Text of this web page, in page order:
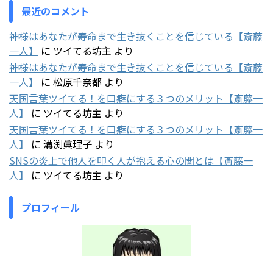
最近のコメント
神様はあなたが寿命まで生き抜くことを信じている【斎藤
一人】
に ツイてる坊主 より
神様はあなたが寿命まで生き抜くことを信じている【斎藤
一人】
に 松原千奈都 より
天国言葉ツイてる！を口癖にする３つのメリット【斎藤一
人】
に ツイてる坊主 より
天国言葉ツイてる！を口癖にする３つのメリット【斎藤一
人】
に 溝渕眞理子 より
SNSの炎上で他人を叩く人が抱える心の闇とは【斎藤一
人】
に ツイてる坊主 より
プロフィール